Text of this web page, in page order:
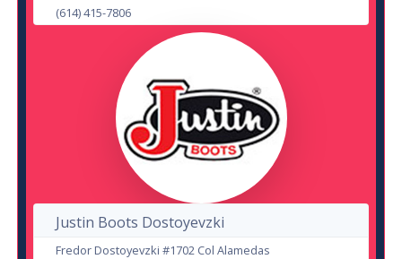
Dragon Sinfónico
Arena Corner Sport
22
AUG
Andres Vernazza
Cd. Juárez
Teatro IMSS
28
OCT
(614) 415-7806
Justin Boots Dostoyevzki
Fredor Dostoyevzki #1702 Col Alamedas